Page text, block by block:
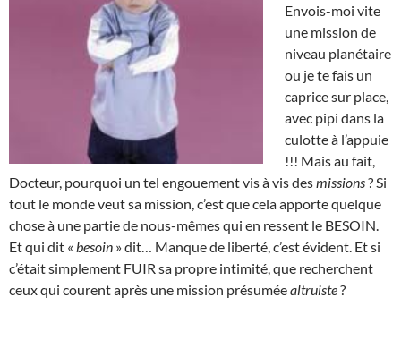
Envois-moi vite
une mission de
niveau planétaire
ou je te fais un
caprice sur place,
avec pipi dans la
culotte à l’appuie
!!! Mais au fait,
Docteur, pourquoi un tel engouement vis à vis desmissions? Si
tout le monde veut sa mission, c’est que cela apporte quelque
chose à une partie de nous-mêmes qui en ressent le BESOIN.
Et qui dit « besoin » dit… Manque de liberté, c’est évident. Et si
c’était simplement FUIR sa propre intimité, que recherchent
ceux qui courent après une mission présuméealtruiste?